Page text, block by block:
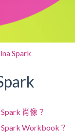
Spark
肖像？
Workbook？